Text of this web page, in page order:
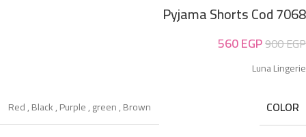
Pyjama Shorts Cod 7068
900EGP
560EGP
Luna Lingerie
COLOR
Red,Black,Purple,green,Brown